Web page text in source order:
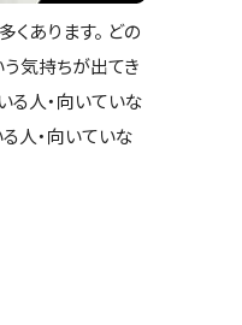
あります。 どの
気持ちが出てき
る人・向いていな
人・向いていな